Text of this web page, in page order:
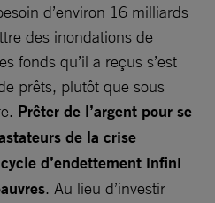
d’environ 16 milliards
des inondations de
fonds qu’il a reçus s’est
prêts, plutôt que sous
Prêter de l’argent pour se
de la crise
d’endettement infini
. Au lieu d’investir